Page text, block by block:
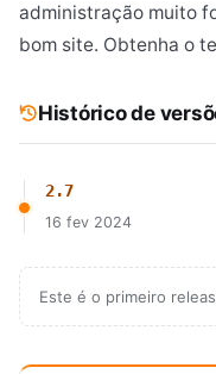
administração muito
bom site. Obtenha o
Histórico de
2.7
16 fev 2024
Este é o primeiro